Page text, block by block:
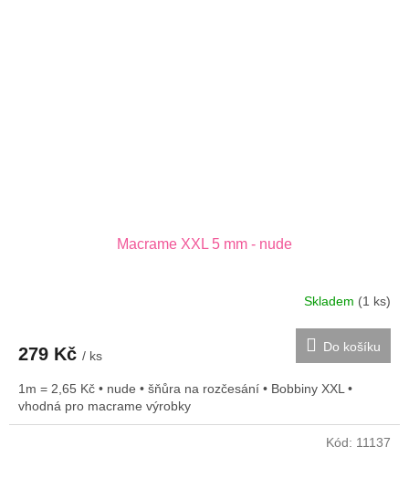
Macrame XXL 5 mm - nude
Skladem (1 ks)
279 Kč / ks
Do košíku
1m = 2,65 Kč • nude • šňůra na rozčesání • Bobbiny XXL •
vhodná pro macrame výrobky
Kód: 11137